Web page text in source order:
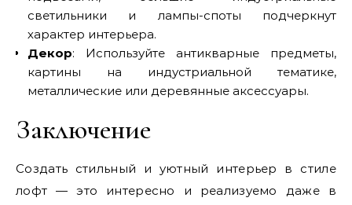
светильники и лампы-споты подчеркнут
характер интерьера.
Декор: Используйте антикварные предметы,
картины на индустриальной тематике,
металлические или деревянные аксессуары.
Заключение
Создать стильный и уютный интерьер в стиле
лофт — это интересно и реализуемо даже в